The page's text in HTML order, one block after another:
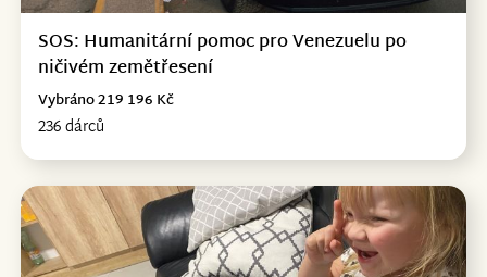
SOS: Humanitární pomoc pro Venezuelu po
ničivém zemětřesení
236 dárců
Vybráno 219 196 Kč